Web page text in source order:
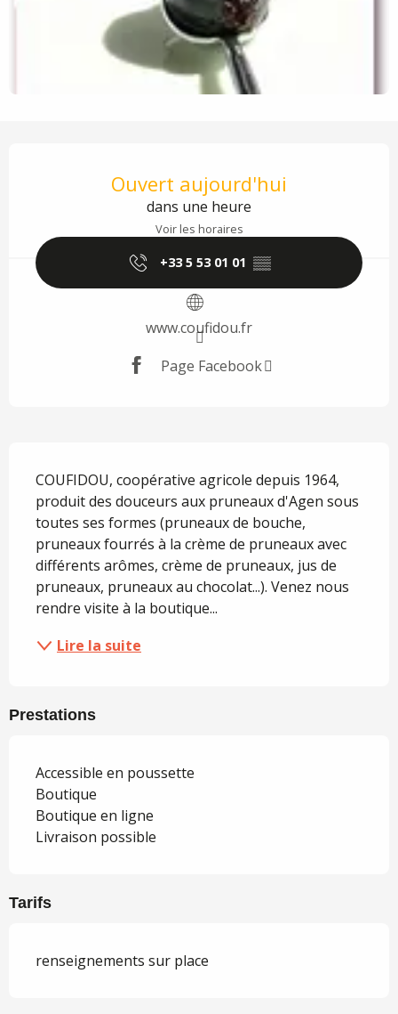
Ouvert aujourd'hui
dans une heure
Voir les horaires
+33 5 53 01 01 ▒▒
www.coufidou.fr
Page Facebook
COUFIDOU, coopérative agricole depuis 1964,
produit des douceurs aux pruneaux d'Agen sous
toutes ses formes (pruneaux de bouche,
pruneaux fourrés à la crème de pruneaux avec
différents arômes, crème de pruneaux, jus de
pruneaux, pruneaux au chocolat...). Venez nous
rendre visite à la boutique...
Lire la suite
Prestations
Accessible en poussette
Boutique
Boutique en ligne
Livraison possible
Tarifs
renseignements sur place